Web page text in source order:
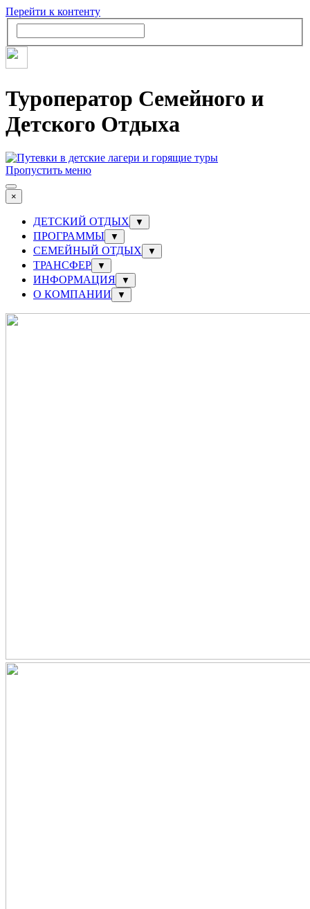
Перейти к контенту
Туроператор Семейного и
Детского Отдыха
Пропустить меню
×
ДЕТСКИЙ ОТДЫХ ▼
ПРОГРАММЫ ▼
СЕМЕЙНЫЙ ОТДЫХ ▼
ТРАНСФЕР ▼
ИНФОРМАЦИЯ ▼
О КОМПАНИИ ▼